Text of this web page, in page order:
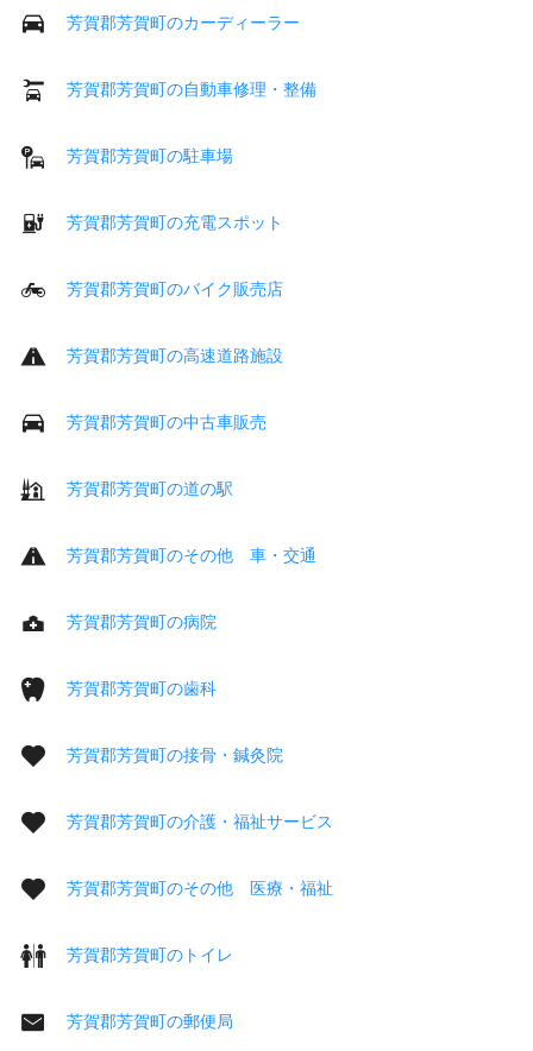
芳賀郡芳賀町のカーディーラー
芳賀郡芳賀町の自動車修理・整備
芳賀郡芳賀町の駐車場
芳賀郡芳賀町の充電スポット
芳賀郡芳賀町のバイク販売店
芳賀郡芳賀町の高速道路施設
芳賀郡芳賀町の中古車販売
芳賀郡芳賀町の道の駅
芳賀郡芳賀町のその他 車・交通
芳賀郡芳賀町の病院
芳賀郡芳賀町の歯科
芳賀郡芳賀町の接骨・鍼灸院
芳賀郡芳賀町の介護・福祉サービス
芳賀郡芳賀町のその他 医療・福祉
芳賀郡芳賀町のトイレ
芳賀郡芳賀町の郵便局